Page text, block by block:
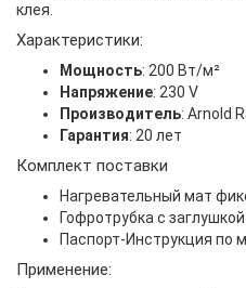
клея.
Характеристики:
Мощность: 200 Вт/м²
Напряжение: 230 V
Производитель: Arnold
Гарантия: 20 лет
Комплект поставки
Нагревательный мат
Гофротрубка с
Паспорт-Инструкция по
Применение: